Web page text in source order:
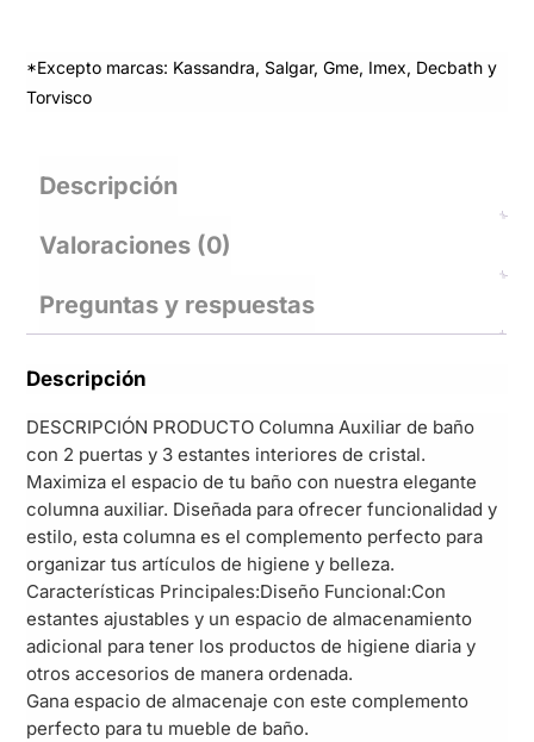
*Excepto marcas: Kassandra, Salgar, Gme, Imex, Decbath y
Torvisco
Descripción
Valoraciones (0)
Preguntas y respuestas
Descripción
DESCRIPCIÓN PRODUCTO Columna Auxiliar de baño
con 2 puertas y 3 estantes interiores de cristal.
Maximiza el espacio de tu baño con nuestra elegante
columna auxiliar. Diseñada para ofrecer funcionalidad y
estilo, esta columna es el complemento perfecto para
organizar tus artículos de higiene y belleza.
Características Principales:Diseño Funcional:Con
estantes ajustables y un espacio de almacenamiento
adicional para tener los productos de higiene diaria y
otros accesorios de manera ordenada.
Gana espacio de almacenaje con este complemento
perfecto para tu mueble de baño.